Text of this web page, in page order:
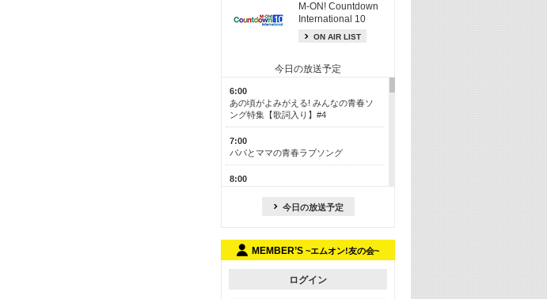
M-ON! Countdown
International 10
ON AIR LIST
今日の放送予定
6:00
あの頃がよみがえる! みんなの青春ソ
ング特集【歌詞入り】#4
7:00
パパとママの青春ラブソング
8:00
13:00
今日の放送予定
MEMBER’S ~エムオン!友の会~
ログイン